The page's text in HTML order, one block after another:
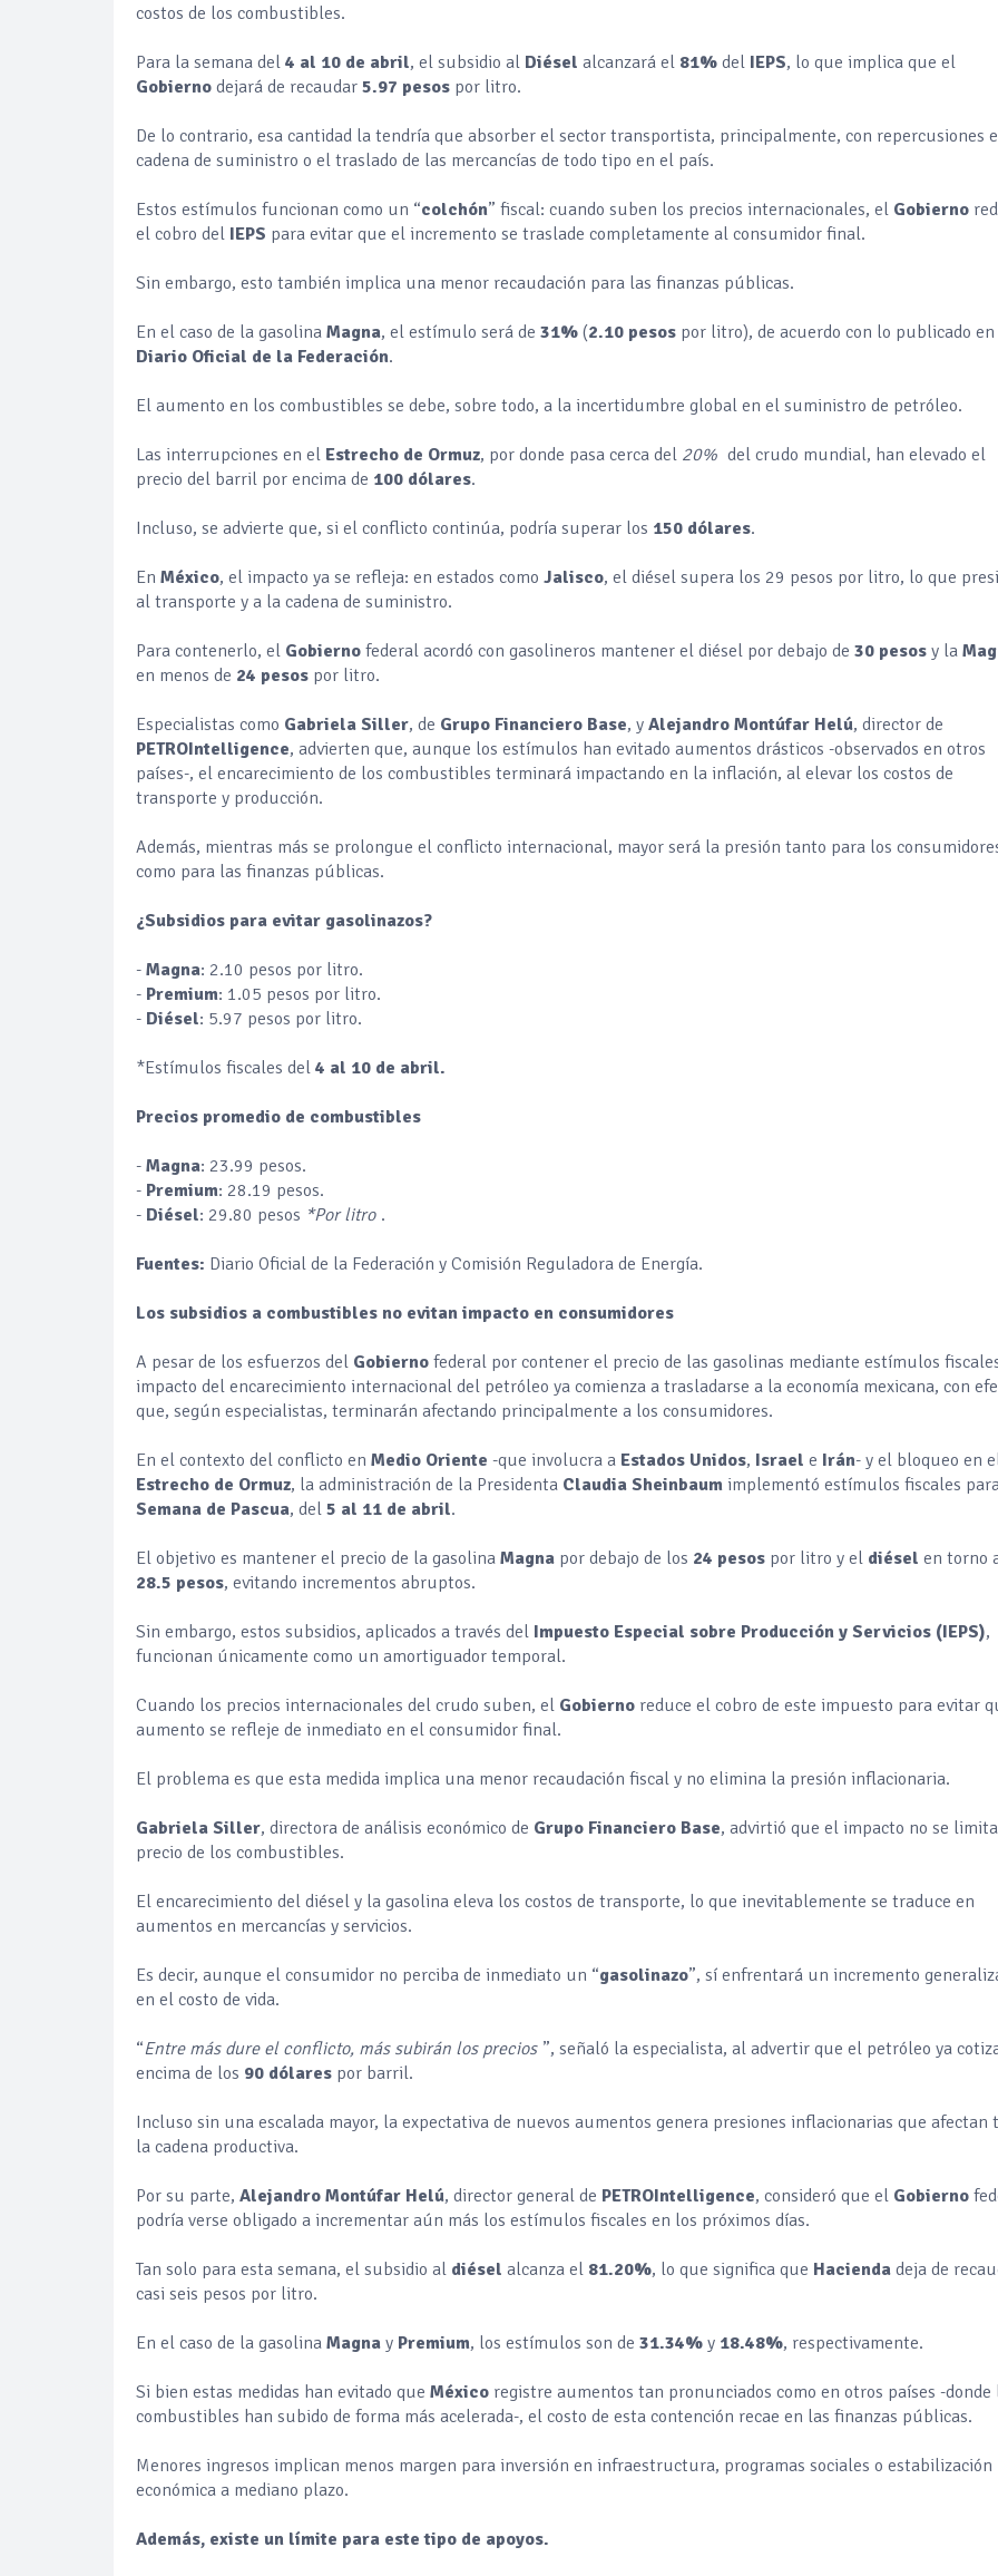
costos de los combustibles.
Para la semana del 4 al 10 de abril, el subsidio al Diésel alcanzará el 81% del IEPS, lo que implica que el
Gobierno dejará de recaudar 5.97 pesos por litro.
De lo contrario, esa cantidad la tendría que absorber el sector transportista, principalmente, con repercusiones
cadena de suministro o el traslado de las mercancías de todo tipo en el país.
Estos estímulos funcionan como un “colchón” fiscal: cuando suben los precios internacionales, el Gobierno
el cobro del IEPS para evitar que el incremento se traslade completamente al consumidor final.
Sin embargo, esto también implica una menor recaudación para las finanzas públicas.
En el caso de la gasolina Magna, el estímulo será de 31% (2.10 pesos por litro), de acuerdo con lo publicado
Diario Oficial de la Federación.
El aumento en los combustibles se debe, sobre todo, a la incertidumbre global en el suministro de petróleo.
Las interrupciones en el Estrecho de Ormuz, por donde pasa cerca del 20% del crudo mundial, han elevado el
precio del barril por encima de 100 dólares.
Incluso, se advierte que, si el conflicto continúa, podría superar los 150 dólares.
En México, el impacto ya se refleja: en estados como Jalisco, el diésel supera los 29 pesos por litro, lo que
al transporte y a la cadena de suministro.
Para contenerlo, el Gobierno federal acordó con gasolineros mantener el diésel por debajo de 30 pesos y la
en menos de 24 pesos por litro.
Especialistas como Gabriela Siller, de Grupo Financiero Base, y Alejandro Montúfar Helú, director de
PETROIntelligence, advierten que, aunque los estímulos han evitado aumentos drásticos -observados en otros
países-, el encarecimiento de los combustibles terminará impactando en la inflación, al elevar los costos de
transporte y producción.
Además, mientras más se prolongue el conflicto internacional, mayor será la presión tanto para los
como para las finanzas públicas.
¿Subsidios para evitar gasolinazos?
- Magna: 2.10 pesos por litro.
- Premium: 1.05 pesos por litro.
- Diésel: 5.97 pesos por litro.
*Estímulos fiscales del 4 al 10 de abril.
Precios promedio de combustibles
- Magna: 23.99 pesos.
- Premium: 28.19 pesos.
- Diésel: 29.80 pesos *Por litro .
Fuentes: Diario Oficial de la Federación y Comisión Reguladora de Energía.
Los subsidios a combustibles no evitan impacto en consumidores
A pesar de los esfuerzos del Gobierno federal por contener el precio de las gasolinas mediante estímulos
impacto del encarecimiento internacional del petróleo ya comienza a trasladarse a la economía mexicana, con
que, según especialistas, terminarán afectando principalmente a los consumidores.
En el contexto del conflicto en Medio Oriente -que involucra a Estados Unidos, Israel e Irán- y el bloqueo en
Estrecho de Ormuz, la administración de la Presidenta Claudia Sheinbaum implementó estímulos fiscales
Semana de Pascua, del 5 al 11 de abril.
El objetivo es mantener el precio de la gasolina Magna por debajo de los 24 pesos por litro y el diésel en torno
28.5 pesos, evitando incrementos abruptos.
Sin embargo, estos subsidios, aplicados a través del Impuesto Especial sobre Producción y Servicios (IEPS),
funcionan únicamente como un amortiguador temporal.
Cuando los precios internacionales del crudo suben, el Gobierno reduce el cobro de este impuesto para evitar
aumento se refleje de inmediato en el consumidor final.
El problema es que esta medida implica una menor recaudación fiscal y no elimina la presión inflacionaria.
Gabriela Siller, directora de análisis económico de Grupo Financiero Base, advirtió que el impacto no se
precio de los combustibles.
El encarecimiento del diésel y la gasolina eleva los costos de transporte, lo que inevitablemente se traduce en
aumentos en mercancías y servicios.
Es decir, aunque el consumidor no perciba de inmediato un “gasolinazo”, sí enfrentará un incremento
en el costo de vida.
“Entre más dure el conflicto, más subirán los precios ”, señaló la especialista, al advertir que el petróleo ya
encima de los 90 dólares por barril.
Incluso sin una escalada mayor, la expectativa de nuevos aumentos genera presiones inflacionarias que afectan
la cadena productiva.
Por su parte, Alejandro Montúfar Helú, director general de PETROIntelligence, consideró que el Gobierno
podría verse obligado a incrementar aún más los estímulos fiscales en los próximos días.
Tan solo para esta semana, el subsidio al diésel alcanza el 81.20%, lo que significa que Hacienda deja de
casi seis pesos por litro.
En el caso de la gasolina Magna y Premium, los estímulos son de 31.34% y 18.48%, respectivamente.
Si bien estas medidas han evitado que México registre aumentos tan pronunciados como en otros países -donde
combustibles han subido de forma más acelerada-, el costo de esta contención recae en las finanzas públicas.
Menores ingresos implican menos margen para inversión en infraestructura, programas sociales o estabilización
económica a mediano plazo.
Además, existe un límite para este tipo de apoyos.